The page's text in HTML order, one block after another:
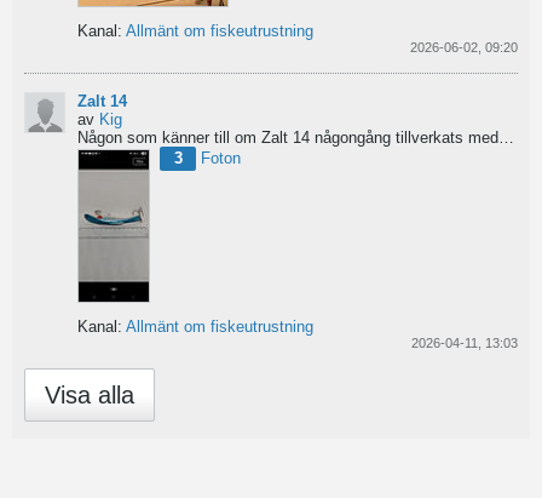
Kanal: Allmänt om fiskeutrustning
2026-06-02, 09:20
Zalt 14
av Kig
Någon som känner till om Zalt 14 någongång tillverkats med fenor?
3
Foton
Kanal: Allmänt om fiskeutrustning
2026-04-11, 13:03
Visa alla